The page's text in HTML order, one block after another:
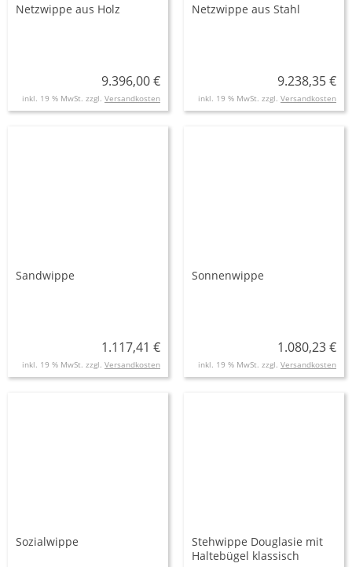
Netzwippe aus Holz
9.396,00 €
inkl. 19 % MwSt. zzgl. Versandkosten
Netzwippe aus Stahl
9.238,35 €
inkl. 19 % MwSt. zzgl. Versandkosten
Sandwippe
1.117,41 €
inkl. 19 % MwSt. zzgl. Versandkosten
Sonnenwippe
1.080,23 €
inkl. 19 % MwSt. zzgl. Versandkosten
Sozialwippe
Stehwippe Douglasie mit
Haltebügel klassisch